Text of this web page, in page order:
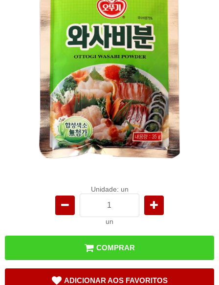
Unidade: un
un
COMPRAR
ADICIONAR AOS FAVORITOS